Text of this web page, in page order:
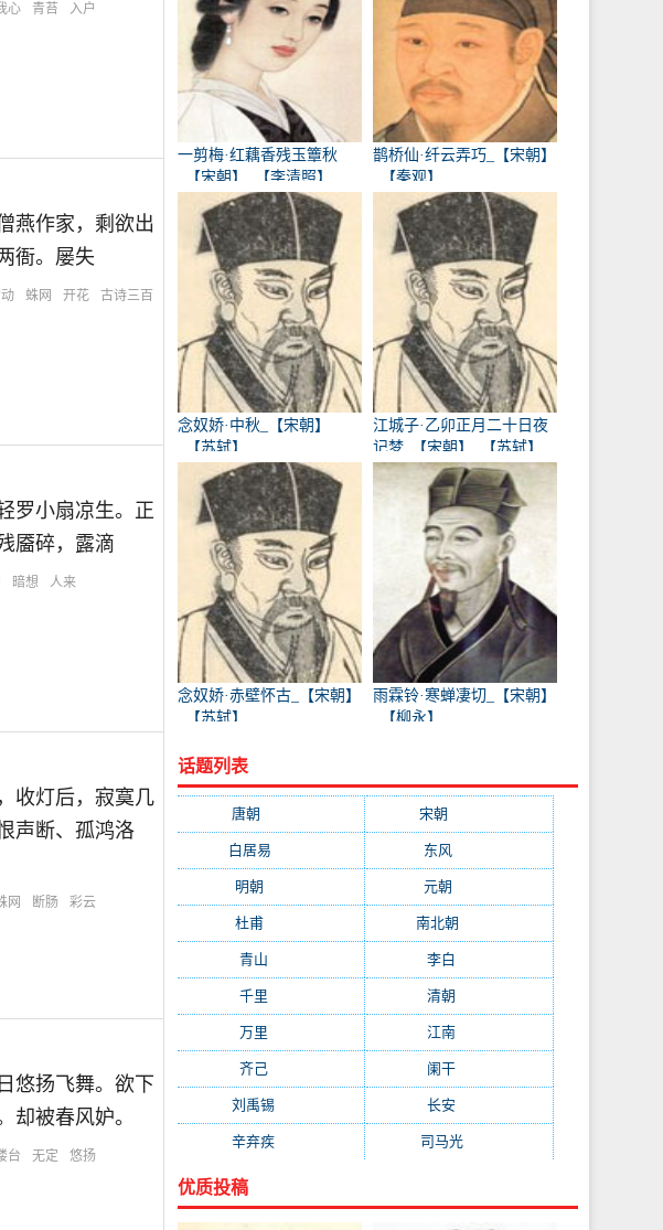
心 青苔 入户
燕作家，剩欲出
衙。屡失
蛛网 开花
古诗三百
罗小扇凉生。正
靥碎，露滴
暗想 人来
收灯后，寂寞几
声断、孤鸿洛
网 断肠 彩云
悠扬飞舞。欲下
却被春风妒。
台 无定 悠扬
一剪梅·红藕香残玉簟秋
_【宋朝】_【李清照】
鹊桥仙·纤云弄巧_【宋朝】
_【秦观】
念奴娇·中秋_【宋朝】
_【苏轼】
江城子·乙卯正月二十日夜
记梦_【宋朝】_【苏轼】
念奴娇·赤壁怀古_【宋朝】
_【苏轼】
雨霖铃·寒蝉凄切_【宋朝】
_【柳永】
话题列表
唐朝 宋朝
白居易 东风(1544)
明朝 元朝
杜甫 南北朝
青山 李白
千里 清朝
万里 江南
齐己(781) 阑干
刘禹锡 长安
辛弃疾 司马光(601)
优质投稿